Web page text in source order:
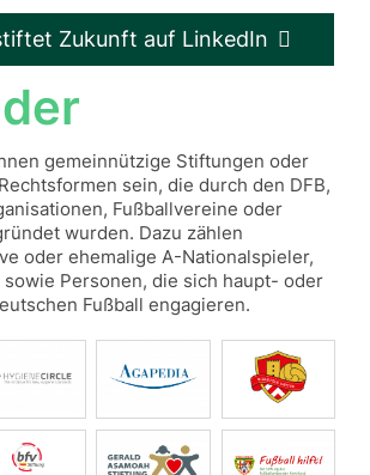
Zukunft auf LinkedIn
gemeinnützige Stiftungen oder
sein, die durch den DFB,
Fußballvereine oder
wurden. Dazu zählen
oder ehemalige A-Nationalspieler,
Personen, die sich haupt- oder
Fußball engagieren.